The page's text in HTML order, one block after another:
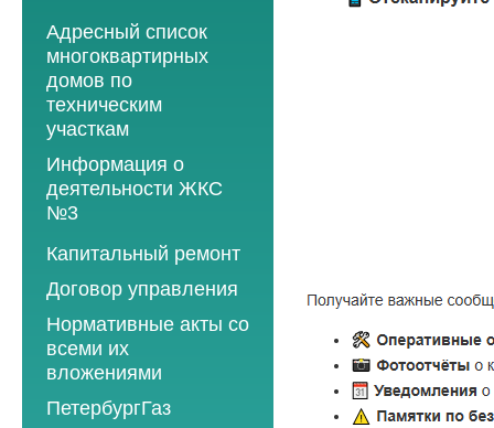
Адресный список
многоквартирных
домов по
техническим
участкам
Информация о
деятельности ЖКС
№3
Программы
2013 год
2014 год
2015 год
Капитальный ремонт
Договор управления
Нормативные акты со
всеми их
вложениями
ПетербургГаз